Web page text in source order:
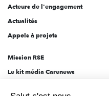
Acteurs de l'engagement
Actualités
Appels à projets
Mission RSE
Le kit média Carenews